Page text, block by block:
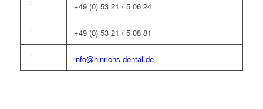
+49 (0) 53 21 / 5 06 24
+49 (0) 53 21 / 5 08 81
info@hinrichs-dental.de